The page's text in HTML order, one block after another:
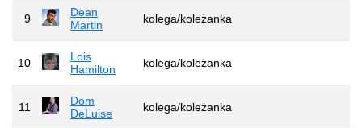
9
Dean
Martin
kolega/koleżanka
10
Lois
Hamilton
kolega/koleżanka
11
Dom
DeLuise
kolega/koleżanka